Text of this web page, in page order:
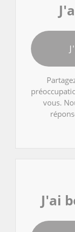
vous.
J'ai